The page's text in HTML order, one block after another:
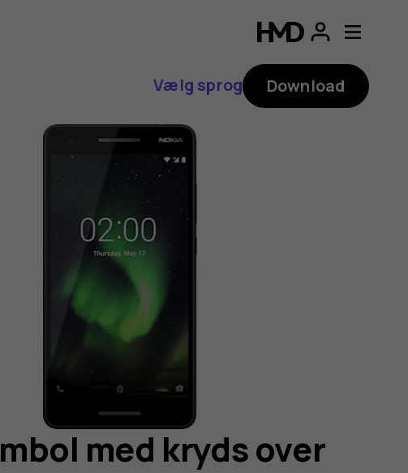
Vælg sprog Download
med kryds over